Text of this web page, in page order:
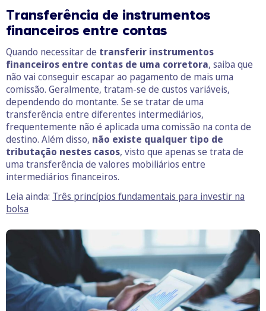
Transferência de instrumentos
financeiros entre contas
Quando necessitar de transferir instrumentos
financeiros entre contas de uma corretora, saiba que
não vai conseguir escapar ao pagamento de mais uma
comissão. Geralmente, tratam-se de custos variáveis,
dependendo do montante. Se se tratar de uma
transferência entre diferentes intermediários,
frequentemente não é aplicada uma comissão na conta de
destino. Além disso, não existe qualquer tipo de
tributação nestes casos, visto que apenas se trata de
uma transferência de valores mobiliários entre
intermediários financeiros.
Leia ainda: Três princípios fundamentais para investir na
bolsa